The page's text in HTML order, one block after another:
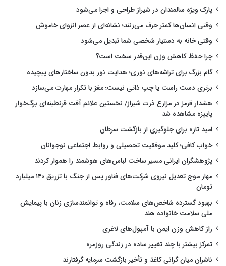
پارک ویژه سالمندان در شیراز طراحی و اجرا می‌شود
وقتی انسان‌ها کمتر حرف می‌زنند؛ نشانه‌ای از عصر انزوای خاموش
وقتی خانه به دستیار شخصی شما تبدیل می‌شود
چرا حفظ کاهش وزن این‌قدر سخت است؟
گام بزرگ برای تراشه‌های نوری؛ هدایت نور بدون ساختارهای پیچیده
برتری دست راست یا چپ ذاتی نیست؛ مغز با تکرار مهارت می‌سازد
هشدار قرمز در مزارع ذرت شیراز/ نخستین علائم آفت قرنطینه‌ای برگ‌خوار
پاییزه مشاهده شد
امید تازه برای جلوگیری از بازگشت سرطان
خواب کافی؛ کلید موفقیت تحصیلی و روابط اجتماعی نوجوانان
پژوهشگران ایرانی مسیر ساخت لباس‌های هوشمند را هموار کردند
مهار موج تعدیل نیروی شرکت‌های فناور پس از جنگ با تزریق ۱۴۰ میلیارد
تومان
بهبود گسترده شاخص‌های سلامت، رفاه و توانمندسازی زنان با پیمایش
ملی سلامت خانواده هند
راز کاهش وزن ایمن با آمپول‌های لاغری
تمرکز بیشتر با چند تغییر ساده در زندگی روزمره
ناشران میان گرانی کاغذ و تأخیر بازگشت سرمایه گرفتارند